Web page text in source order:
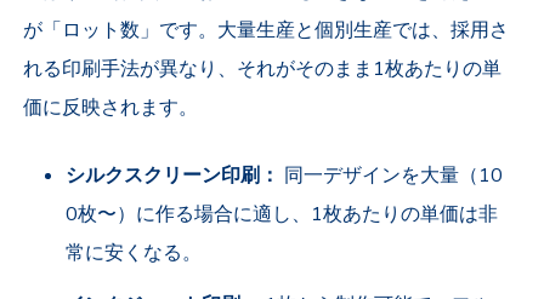
が「ロット数」です。大量生産と個別生産では、採用さ
れる印刷手法が異なり、それがそのまま1枚あたりの単
価に反映されます。
シルクスクリーン印刷： 同一デザインを大量（10
0枚〜）に作る場合に適し、1枚あたりの単価は非
常に安くなる。